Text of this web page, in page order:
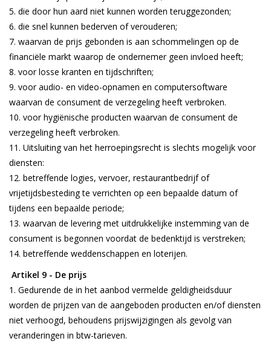
die door hun aard niet kunnen worden teruggezonden;
die snel kunnen bederven of verouderen;
waarvan de prijs gebonden is aan schommelingen op de
financiële markt waarop de ondernemer geen invloed heeft;
voor losse kranten en tijdschriften;
voor audio- en video-opnamen en computersoftware
waarvan de consument de verzegeling heeft verbroken.
voor hygiënische producten waarvan de consument de
verzegeling heeft verbroken.
Uitsluiting van het herroepingsrecht is slechts mogelijk voor
diensten:
betreffende logies, vervoer, restaurantbedrijf of
vrijetijdsbesteding te verrichten op een bepaalde datum of
tijdens een bepaalde periode;
waarvan de levering met uitdrukkelijke instemming van de
consument is begonnen voordat de bedenktijd is verstreken;
betreffende weddenschappen en loterijen.
Artikel 9 - De prijs
Gedurende de in het aanbod vermelde geldigheidsduur
worden de prijzen van de aangeboden producten en/of diensten
niet verhoogd, behoudens prijswijzigingen als gevolg van
veranderingen in btw-tarieven.